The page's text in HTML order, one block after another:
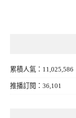
累積人氣：11,025,586
推播訂閱：36,101